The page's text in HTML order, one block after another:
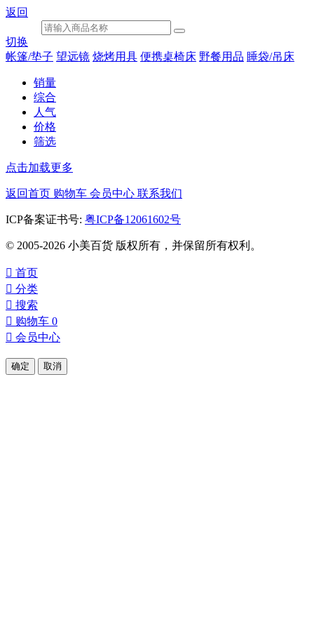
返回
切换
帐篷/垫子 望远镜 烧烤用具 便携桌椅床 野餐用品 睡袋/吊床
销量
综合
人气
价格
筛选
点击加载更多
返回首页 购物车 会员中心 联系我们
ICP备案证书号: 粤ICP备12061602号
© 2005-2026 小美百货 版权所有，并保留所有权利。
 首页
 分类
 搜索
 购物车 0
 会员中心
确定 取消